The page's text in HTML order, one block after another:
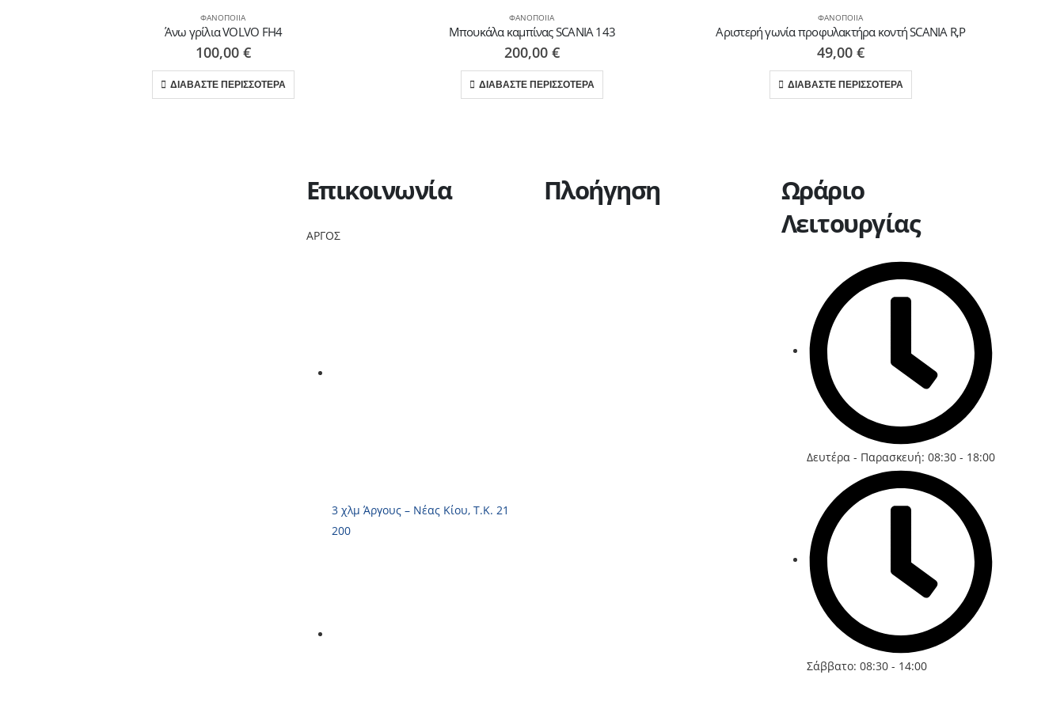
ΦΑΝΟΠΟΙΊΑ
Άνω γρίλια VOLVO FH4
100,00 €
ΔΙΑΒΑΣΤΕ ΠΕΡΙΣΣΟΤΕΡΑ
ΦΑΝΟΠΟΙΊΑ
Μπουκάλα καμπίνας SCANIA 143
200,00 €
ΔΙΑΒΑΣΤΕ ΠΕΡΙΣΣΟΤΕΡΑ
ΦΑΝΟΠΟΙΊΑ
Αριστερή γωνία προφυλακτήρα κοντή SCANIA R,P
49,00 €
ΔΙΑΒΑΣΤΕ ΠΕΡΙΣΣΟΤΕΡΑ
Επικοινωνία
ΑΡΓΟΣ
3 χλμ Άργους – Νέας Κίου, Τ.Κ. 21
200
Πλοήγηση
Ωράριο
Λειτουργίας
Δευτέρα - Παρασκευή: 08:30 - 18:00
Σάββατο: 08:30 - 14:00